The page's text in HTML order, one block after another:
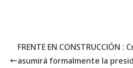
FRENTE EN CONSTRUCCIÓN
asumirá formalmente la